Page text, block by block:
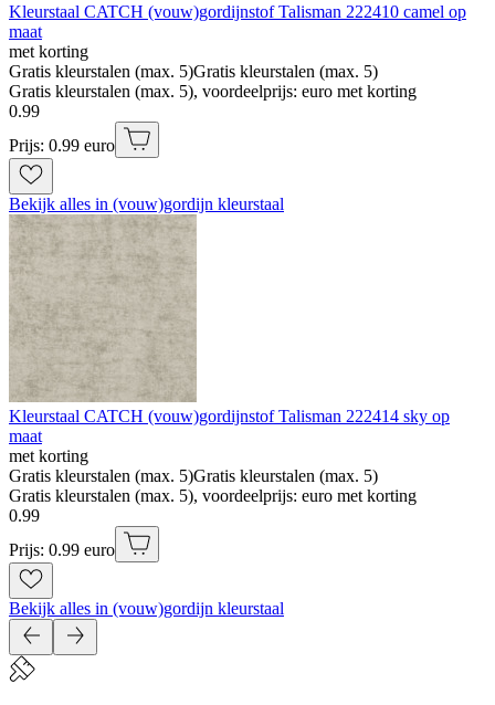
Kleurstaal CATCH (vouw)gordijnstof Talisman 222410 camel op
maat
met korting
Gratis kleurstalen (max. 5)Gratis kleurstalen (max. 5)
Gratis kleurstalen (max. 5), voordeelprijs: euro met korting
0.99
Prijs: 0.99 euro
Bekijk alles in (vouw)gordijn kleurstaal
Kleurstaal CATCH (vouw)gordijnstof Talisman 222414 sky op
maat
met korting
Gratis kleurstalen (max. 5)Gratis kleurstalen (max. 5)
Gratis kleurstalen (max. 5), voordeelprijs: euro met korting
0.99
Prijs: 0.99 euro
Bekijk alles in (vouw)gordijn kleurstaal